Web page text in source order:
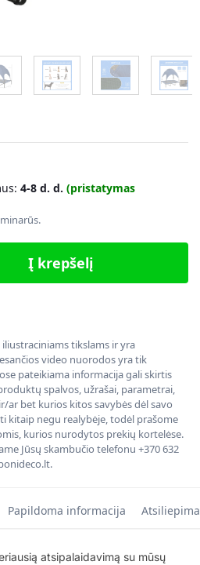
4-8 d. d. (pristatymas
Į krepšelį
tikslams ir yra
video nuorodos yra tik
pateikiama informacija gali skirtis
spalvos, užrašai, parametrai,
ar bet kurios kitos savybės dėl savo
kitaip negu realybėje, todėl prašome
kurios nurodytos prekių kortelėse.
Jūsų skambučio telefonu +370 632
Papildoma informacija
atsipalaidavimą su mūsų